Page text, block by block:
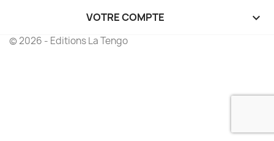
VOTRE COMPTE 
© 2026 - Editions La Tengo